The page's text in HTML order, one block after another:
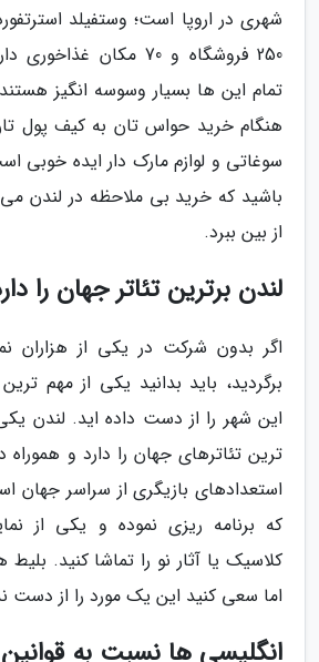
شهری در اروپا است؛ وستفیلد
250 فروشگاه و 70 مکان
تمام این ها بسیار وسوسه انگیز
هنگام خرید حواس تان به کیف پول
سوغاتی و لوازم مارک دار ایده خوبی
باشید که خرید بی ملاحظه در لندن می
از بین ببرد.
لندن برترین تئاتر جهان را
اگر بدون شرکت در یکی از هزاران
برگردید، باید بدانید یکی از مهم
این شهر را از دست داده اید. لندن
ترین تئاترهای جهان را دارد و
استعدادهای بازیگری از سراسر جهان
که برنامه ریزی نموده و یکی از
کلاسیک یا آثار نو را تماشا کنید.
اما سعی کنید این یک مورد را از دست
انگلیسی ها نسبت به